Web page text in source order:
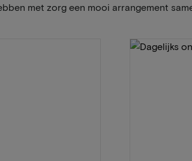
met zorg een mooi arrangement